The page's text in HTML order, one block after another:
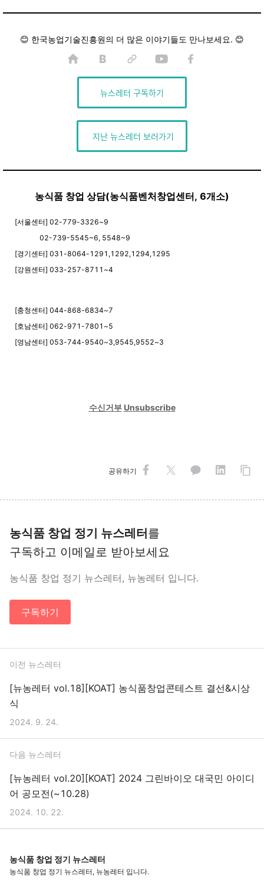
😊 한국농업기술진흥원의 더 많은 이야기들도 만나보세요. 😊
뉴스레터 구독하기
지난 뉴스레터 보러가기
농식품 창업 상담(농식품벤처창업센터, 6개소)
[서울센터] 02-779-3326~9
02-739-5545~6, 5548~9
[경기센터] 031-8064-1291,1292,1294,1295
[강원센터] 033-257-8711~4
[충청센터] 044-868-6834~7
[호남센터] 062-971-7801~5
[영남센터] 053-744-9540~3,9545,9552~3
수신거부 Unsubscribe
공유하기
농식품 창업 정기 뉴스레터를
구독하고 이메일로 받아보세요
농식품 창업 정기 뉴스레터, 뉴농레터 입니다.
구독하기
이전 뉴스레터
[뉴농레터 vol.18][KOAT] 농식품창업콘테스트 결선&시상
식
2024. 9. 24.
다음 뉴스레터
[뉴농레터 vol.20][KOAT] 2024 그린바이오 대국민 아이디
어 공모전(~10.28)
2024. 10. 22.
농식품 창업 정기 뉴스레터
농식품 창업 정기 뉴스레터, 뉴농레터 입니다.